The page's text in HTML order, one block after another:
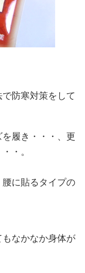
防寒対策をして
履き・・・、更
・。
に貼るタイプの
なかなか身体が